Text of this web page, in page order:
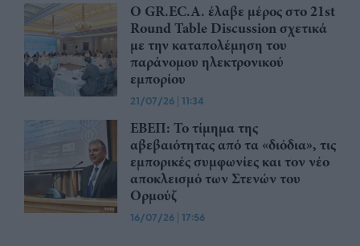
Ο GR.EC.A. έλαβε μέρος στο 21st
Round Table Discussion σχετικά
με την καταπολέμηση του
παράνομου ηλεκτρονικού
εμπορίου
21/07/26 | 11:34
ΕΒΕΠ: Το τίμημα της
αβεβαιότητας από τα «διόδια», τις
εμπορικές συμφωνίες και τον νέο
αποκλεισμό των Στενών του
Ορμούζ
16/07/26 | 17:56